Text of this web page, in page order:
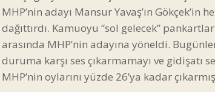
MHP’nin adayı Mansur Yavaş’ın
dağıttırdı. Kamuoyu “sol gelecek”
arasında MHP’nin adayına yöneldi.
duruma karşı ses çıkarmamayı ve gidişatı
MHP’nin oylarını yüzde 26’ya kadar